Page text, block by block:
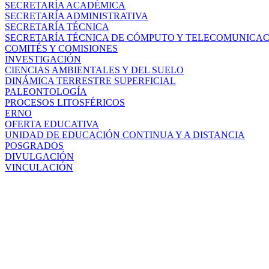
SECRETARÍA ACADÉMICA
SECRETARÍA ADMINISTRATIVA
SECRETARÍA TÉCNICA
SECRETARÍA TÉCNICA DE CÓMPUTO Y
COMITÉS Y COMISIONES
INVESTIGACIÓN
CIENCIAS AMBIENTALES Y DEL SUELO
DINÁMICA TERRESTRE SUPERFICIAL
PALEONTOLOGÍA
PROCESOS LITOSFÉRICOS
ERNO
OFERTA EDUCATIVA
UNIDAD DE EDUCACIÓN CONTINUA Y A DISTANCIA
POSGRADOS
DIVULGACIÓN
VINCULACIÓN